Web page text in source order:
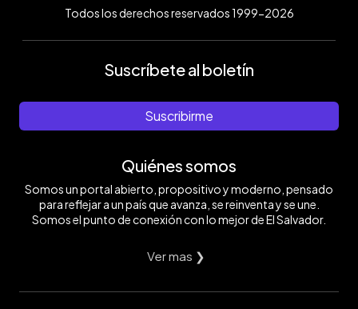
Todos los derechos reservados 1999-2026
Suscríbete al boletín
Suscribirme
Quiénes somos
Somos un portal abierto, propositivo y moderno, pensado
para reflejar a un país que avanza, se reinventa y se une.
Somos el punto de conexión con lo mejor de El Salvador.
Ver mas ❯